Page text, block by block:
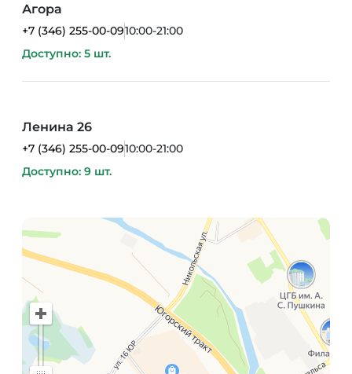
Агора
+7 (346) 255-00-0910:00-21:00
Доступно: 5 шт.
Ленина 26
+7 (346) 255-00-0910:00-21:00
Доступно: 9 шт.